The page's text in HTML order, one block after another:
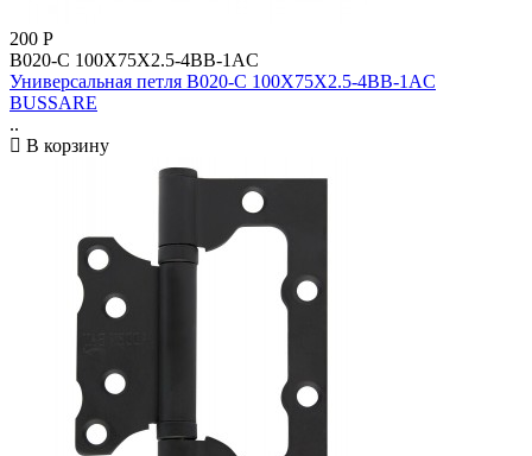
200 Р
B020-C 100X75X2.5-4BB-1AC
Универсальная петля B020-C 100X75X2.5-4BB-1AC
BUSSARE
..
В корзину